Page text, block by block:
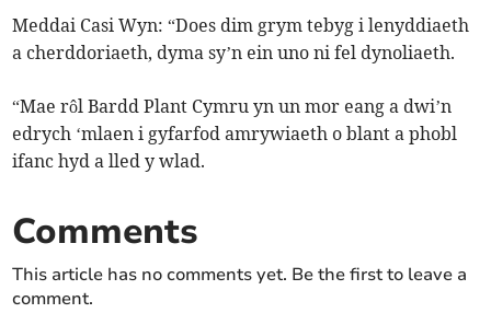
Meddai Casi Wyn: “Does dim grym tebyg i lenyddiaeth
a cherddoriaeth, dyma sy’n ein uno ni fel dynoliaeth.
“Mae rôl Bardd Plant Cymru yn un mor eang a dwi’n
edrych ‘mlaen i gyfarfod amrywiaeth o blant a phobl
ifanc hyd a lled y wlad.
Comments
This article has no comments yet. Be the first to leave a
comment.